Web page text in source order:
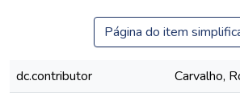
Página do item
dc.contributor
Carvalho,